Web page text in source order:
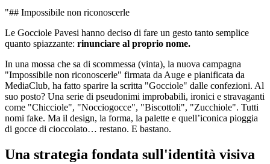
"## Impossibile non riconoscerle
Le Gocciole Pavesi hanno deciso di fare un gesto tanto semplice
quanto spiazzante: rinunciare al proprio nome.
In una mossa che sa di scommessa (vinta), la nuova campagna
"Impossibile non riconoscerle" firmata da Auge e pianificata da
MediaClub, ha fatto sparire la scritta "Gocciole" dalle confezioni. Al
suo posto? Una serie di pseudonimi improbabili, ironici e stravaganti
come "Chicciole", "Nocciogocce", "Biscottoli", "Zucchiole". Tutti
nomi fake. Ma il design, la forma, la palette e quell’iconica pioggia
di gocce di cioccolato… restano. E bastano.
Una strategia fondata sull'identità visiva